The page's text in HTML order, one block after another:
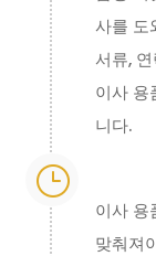
사를 도
서류,
이사 용
니다.
}
이사 용
맞춰져